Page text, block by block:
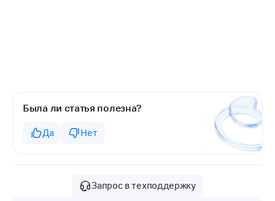
Была ли статья полезна?
Да Нет
Запрос в техподдержку